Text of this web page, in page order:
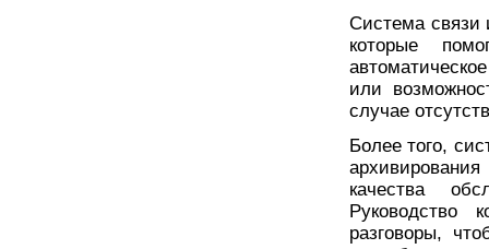
Система связи
которые
или
случае
Более того,
качества
Руководство
разговоры,